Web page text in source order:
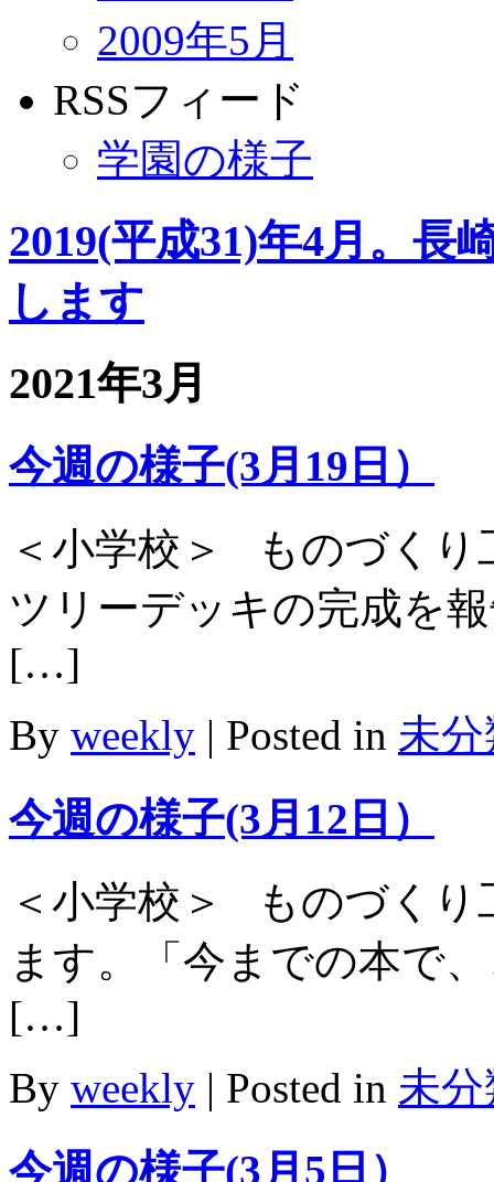
2009年5月
RSSフィード
学園の様子
2019(平成31)年4月。長
します
2021年3月
今週の様子(3月19日）
＜小学校＞ ものづくり
ツリーデッキの完成を
[…]
By weekly | Posted in 未
今週の様子(3月12日）
＜小学校＞ ものづくり
ます。「今までの本で
[…]
By weekly | Posted in 未
今週の様子(3月5日）